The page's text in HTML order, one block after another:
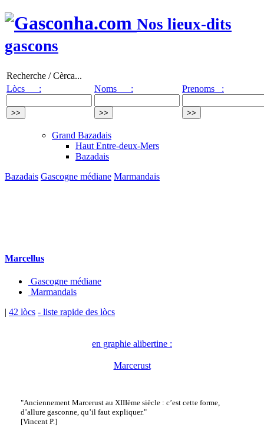
Nos lieux-dits
gascons
Recherche / Cèrca...
Lòcs :
Noms : Prenoms :
Grand Bazadais
Haut Entre-deux-Mers
Bazadais
Bazadais Gascogne médiane Marmandais
Marcellus
Gascogne médiane
Marmandais
| 42 lòcs - liste rapide des lòcs
en graphie alibertine :
Marcerust
"Anciennement Marcerust au XIIIème siècle : c’est cette forme,
d’allure gasconne, qu’il faut expliquer."
[Vincent P.]